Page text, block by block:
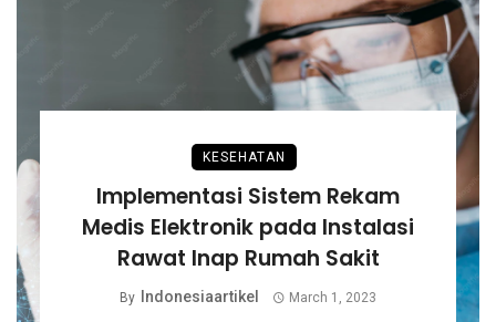
KESEHATAN
Implementasi Sistem Rekam
Medis Elektronik pada Instalasi
Rawat Inap Rumah Sakit
By Indonesiaartikel March 1, 2023